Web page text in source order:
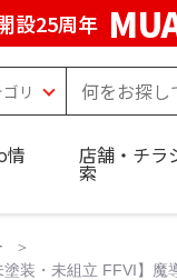
設25周年
情 店舗・チラ
索
装・未組立 FFVI】